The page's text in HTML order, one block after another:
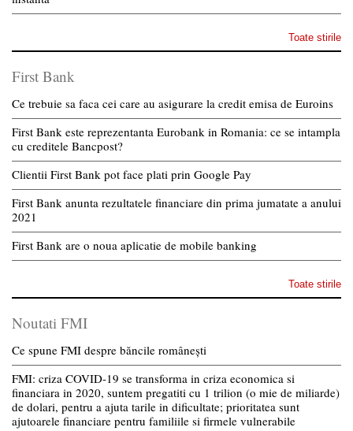
Toate stirile
First Bank
Ce trebuie sa faca cei care au asigurare la credit emisa de Euroins
First Bank este reprezentanta Eurobank in Romania: ce se intampla
cu creditele Bancpost?
Clientii First Bank pot face plati prin Google Pay
First Bank anunta rezultatele financiare din prima jumatate a anului
2021
First Bank are o noua aplicatie de mobile banking
Toate stirile
Noutati FMI
Ce spune FMI despre băncile românești
FMI: criza COVID-19 se transforma in criza economica si
financiara in 2020, suntem pregatiti cu 1 trilion (o mie de miliarde)
de dolari, pentru a ajuta tarile in dificultate; prioritatea sunt
ajutoarele financiare pentru familiile si firmele vulnerabile